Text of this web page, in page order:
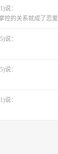
说：
控的关系就成了恋爱
说：
说：
说：